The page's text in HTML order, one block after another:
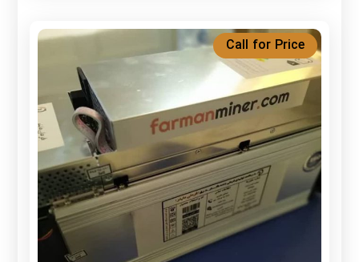
Call for Price